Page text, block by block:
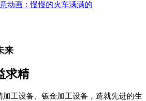
动画：慢慢的火车满满的
来
求精
加工设备、钣金加工设备，造就先进的生